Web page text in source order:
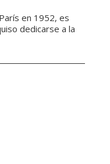
en 1952, es
dedicarse a la